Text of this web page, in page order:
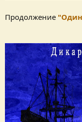
Продолжение